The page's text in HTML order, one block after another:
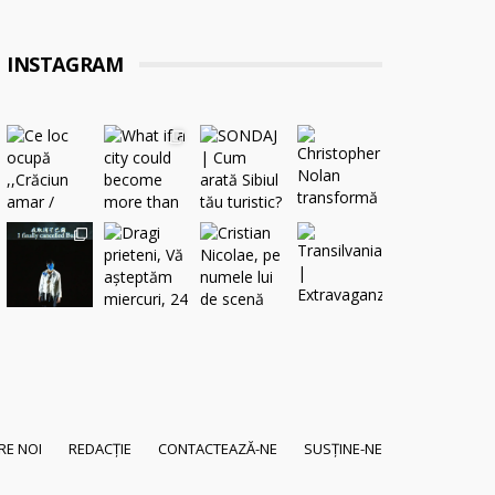
INSTAGRAM
NOI REDACȚIE CONTACTEAZĂ-NE SUSȚINE-NE